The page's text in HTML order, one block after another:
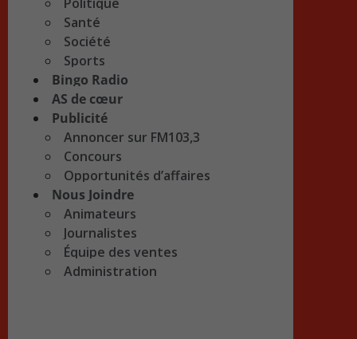
Santé
Société
Sports
Bingo Radio
AS de cœur
Publicité
Annoncer sur FM103,3
Concours
Opportunités d’affaires
Nous Joindre
Animateurs
Journalistes
Équipe des ventes
Administration